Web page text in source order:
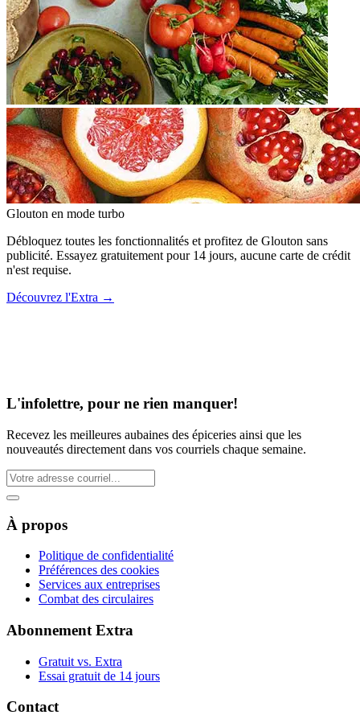
Glouton en mode turbo
Débloquez toutes les fonctionnalités et profitez de Glouton sans
publicité. Essayez gratuitement pour 14 jours, aucune carte de crédit
n'est requise.
Découvrez l'Extra →
L'infolettre, pour ne rien manquer!
Recevez les meilleures aubaines des épiceries ainsi que les
nouveautés directement dans vos courriels chaque semaine.
À propos
Politique de confidentialité
Préférences des cookies
Services aux entreprises
Combat des circulaires
Abonnement Extra
Gratuit vs. Extra
Essai gratuit de 14 jours
Contact